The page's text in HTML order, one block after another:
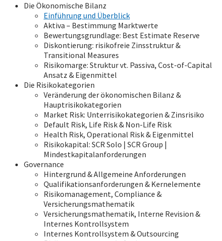
Die Ökonomische Bilanz
Einführung und Überblick
Aktiva – Bestimmung Marktwerte
Bewertungsgrundlage: Best Estimate Reserve
Diskontierung: risikofreie Zinsstruktur &
Transitional Measures
Risikomarge: Struktur vt. Passiva, Cost-of-Capital
Ansatz & Eigenmittel
Die Risikokategorien
Veränderung der ökonomischen Bilanz &
Hauptrisikokategorien
Market Risk: Unterrisikokategorien & Zinsrisiko
Default Risk, Life Risk & Non-Life Risk
Health Risk, Operational Risk & Eigenmittel
Risikokapital: SCR Solo | SCR Group |
Mindestkapitalanforderungen
Governance
Hintergrund & Allgemeine Anforderungen
Qualifikationsanforderungen & Kernelemente
Risikomanagement, Compliance &
Versicherungsmathematik
Versicherungsmathematik, Interne Revision &
Internes Kontrollsystem
Internes Kontrollsystem & Outsourcing